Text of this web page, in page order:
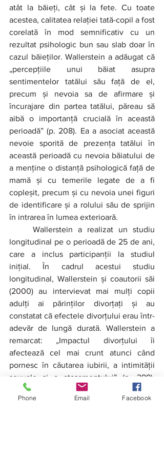
atât la băieți, cât și la fete. Cu toate
acestea, calitatea relației tată-copil a fost
corelată în mod semnificativ cu un
rezultat psihologic bun sau slab doar în
cazul băieților. Wallerstein a adăugat că
„percepțiile unui băiat asupra
sentimentelor tatălui său față de el,
precum și nevoia sa de afirmare și
încurajare din partea tatălui, păreau să
aibă o importanță crucială în această
perioadă” (p. 208). Ea a asociat această
nevoie sporită de prezența tatălui în
această perioadă cu nevoia băiatului de
a menține o distanță psihologică față de
mamă și cu temerile legate de a fi
copleșit, precum și cu nevoia unei figuri
de identificare și a rolului său de sprijin
în intrarea în lumea exterioară.
longitudinal pe o perioadă de 25 de ani,
care a inclus participanții la studiul
inițial. În cadrul acestui studiu
longitudinal, Wallerstein și coautorii săi
(2000) au intervievat mai mulți copii
adulți ai părinților divorțați și au
constatat că efectele divorțului erau într-
adevăr de lungă durată. Wallerstein a
remarcat: „Impactul divorțului îi
afectează cel mai crunt atunci când
pornesc în căutarea iubirii, a intimității
sexuale și a atașamentului” (p. 299).
Acest grup a purtat cu sine până la
vârsta adultă o anxietate intensă legată
Phone Email Facebook